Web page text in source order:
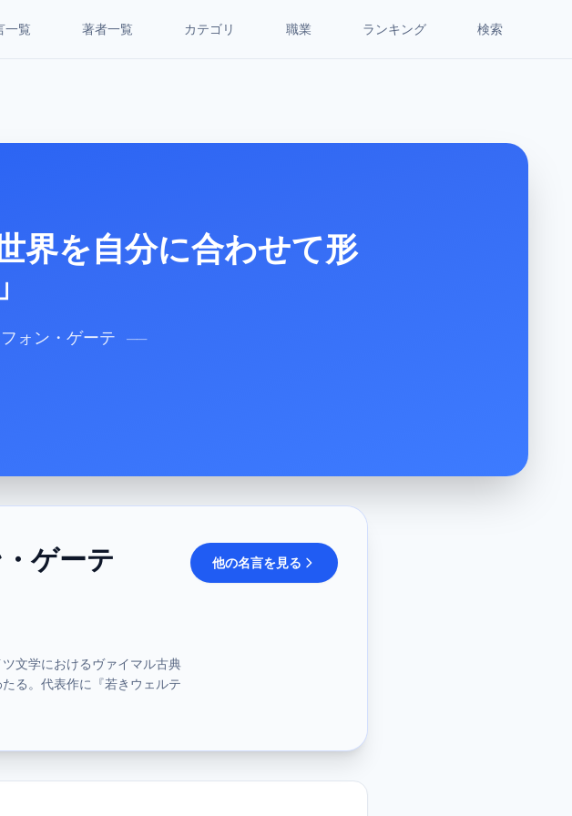
一覧 著者一覧 カテゴリ 職業 ランキング 検索
界を自分に合わせて形
ォン・ゲーテ ──
ゲーテ
文学におけるヴァイマル古典
る。代表作に『若きウェルテ
他の名言を見る